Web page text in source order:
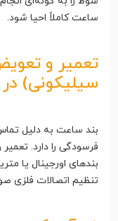
ساعت کاملاً احیا شود.
تعمیر و
سیلیکونی)
بند ساعت به دلیل
فرسودگی را دارد.
بندهای اورجینال یا
تنظیم اتصالات فلزی